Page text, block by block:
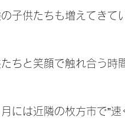
子供たちも増えてきて
たちと笑顔で触れ合う時
月には近隣の枚方市で”